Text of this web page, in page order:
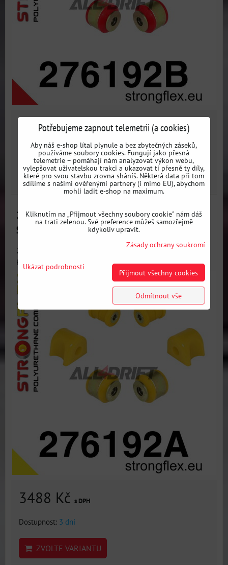
3175 Kčs DPH
Dostupnost:3 dni
ZVOLTE VARIANTU
276192A Sada silentbloků přední nápravy SPORT -
Subaru I (12-21)
276192A: Sada silentbloků předního zavěšení SPORT -
Kompletní sada...
3488 Kč s DPH
Dostupnost: 3 dni
ZVOLTE VARIANTU
Potřebujeme zapnout telemetrii (a cookies)
Aby náš e-shop lítal plynule a bez zbytečných záseků,
používáme soubory cookies. Fungují jako přesná
telemetrie – pomáhají nám analyzovat výkon webu,
vylepšovat uživatelskou trakci a ukazovat ti přesně ty díly,
které pro svou stavbu zrovna sháníš. Některá data při tom
sdílíme s našimi ověřenými partnery (i mimo EU), abychom
mohli ladit e-shop na maximum.
Kliknutím na „Přijmout všechny soubory cookie" nám dáš
na trati zelenou. Své preference můžeš samozřejmě
kdykoliv upravit.
Zásady ochrany soukromí
Ukázat podrobnosti
Přijmout všechny cookies
Odmítnout vše